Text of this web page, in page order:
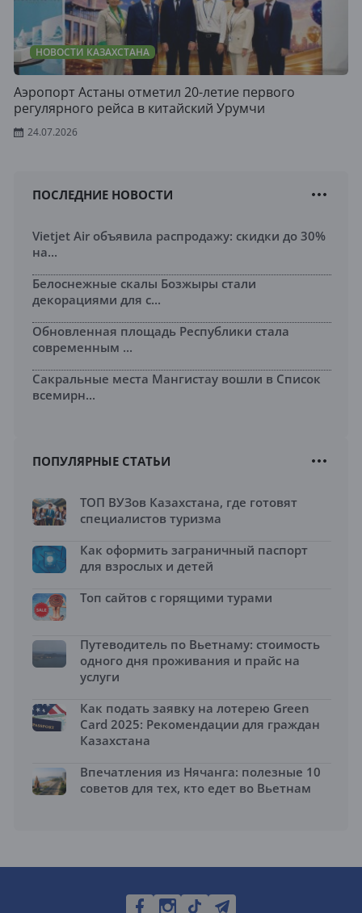
НОВОСТИ КАЗАХСТАНА
Аэропорт Астаны отметил 20-летие первого
регулярного рейса в китайский Урумчи
24.07.2026
ПОСЛЕДНИЕ НОВОСТИ
Vietjet Air объявила распродажу: скидки до 30%
на...
Белоснежные скалы Бозжыры стали
декорациями для с...
Обновленная площадь Республики стала
современным ...
Сакральные места Мангистау вошли в Список
всемирн...
ПОПУЛЯРНЫЕ СТАТЬИ
ТОП ВУЗов Казахстана, где готовят
специалистов туризма
Как оформить заграничный паспорт
для взрослых и детей
Топ сайтов с горящими турами
Путеводитель по Вьетнаму: стоимость
одного дня проживания и прайс на
услуги
Как подать заявку на лотерею Green
Card 2025: Рекомендации для граждан
Казахстана
Впечатления из Нячанга: полезные 10
советов для тех, кто едет во Вьетнам